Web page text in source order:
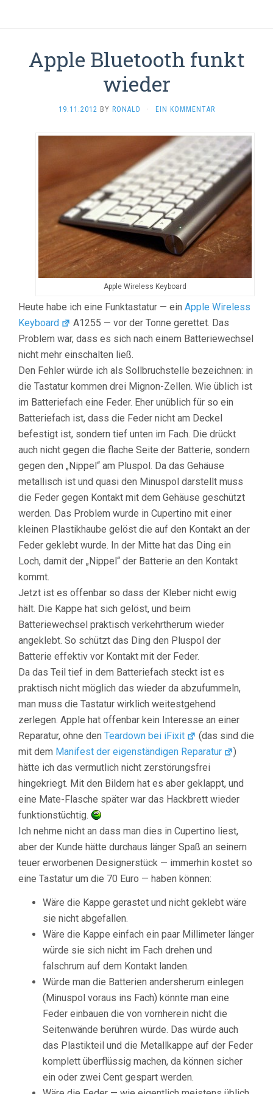
Apple Bluetooth funkt
wieder
19.11.2012 BY RONALD · EIN KOMMENTAR
Apple Wireless Keyboard
Heute habe ich eine Funktastatur — ein Apple Wireless
Keyboard
A1255 — vor der Tonne gerettet. Das
Problem war, dass es sich nach einem Batteriewechsel
nicht mehr einschalten ließ.
Den Fehler würde ich als Sollbruchstelle bezeichnen: in
die Tastatur kommen drei Mignon-Zellen. Wie üblich ist
im Batteriefach eine Feder. Eher unüblich für so ein
Batteriefach ist, dass die Feder nicht am Deckel
befestigt ist, sondern tief unten im Fach. Die drückt
auch nicht gegen die flache Seite der Batterie, sondern
gegen den „Nippel“ am Pluspol. Da das Gehäuse
metallisch ist und quasi den Minuspol darstellt muss
die Feder gegen Kontakt mit dem Gehäuse geschützt
werden. Das Problem wurde in Cupertino mit einer
kleinen Plastikhaube gelöst die auf den Kontakt an der
Feder geklebt wurde. In der Mitte hat das Ding ein
Loch, damit der „Nippel“ der Batterie an den Kontakt
kommt.
Jetzt ist es offenbar so dass der Kleber nicht ewig
hält. Die Kappe hat sich gelöst, und beim
Batteriewechsel praktisch verkehrtherum wieder
angeklebt. So schützt das Ding den Pluspol der
Batterie effektiv vor Kontakt mit der Feder.
Da das Teil tief in dem Batteriefach steckt ist es
praktisch nicht möglich das wieder da abzufummeln,
man muss die Tastatur wirklich weitestgehend
zerlegen. Apple hat offenbar kein Interesse an einer
Reparatur, ohne den Teardown bei iFixit
(das sind die
mit dem Manifest der eigenständigen Reparatur
)
hätte ich das vermutlich nicht zerstörungsfrei
hingekriegt. Mit den Bildern hat es aber geklappt, und
eine Mate-Flasche später war das Hackbrett wieder
funktionstüchtig.
Ich nehme nicht an dass man dies in Cupertino liest,
aber der Kunde hätte durchaus länger Spaß an seinem
teuer erworbenen Designerstück — immerhin kostet so
eine Tastatur um die 70 Euro — haben können:
Wäre die Kappe gerastet und nicht geklebt wäre
sie nicht abgefallen.
Wäre die Kappe einfach ein paar Millimeter länger
würde sie sich nicht im Fach drehen und
falschrum auf dem Kontakt landen.
Würde man die Batterien andersherum einlegen
(Minuspol voraus ins Fach) könnte man eine
Feder einbauen die von vornherein nicht die
Seitenwände berühren würde. Das würde auch
das Plastikteil und die Metallkappe auf der Feder
komplett überflüssig machen, da können sicher
ein oder zwei Cent gespart werden.